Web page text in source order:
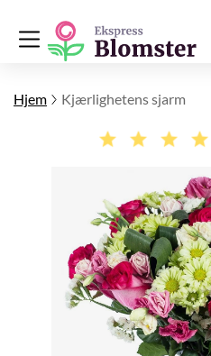
Hjem Kjærlighetens sjarm